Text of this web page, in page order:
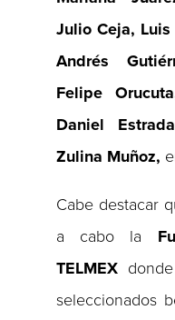
Julio Ceja,
Andrés
Felipe
Daniel
Zulina Muñoz,
Cabe destacar
a cabo la
TELMEX
seleccionados